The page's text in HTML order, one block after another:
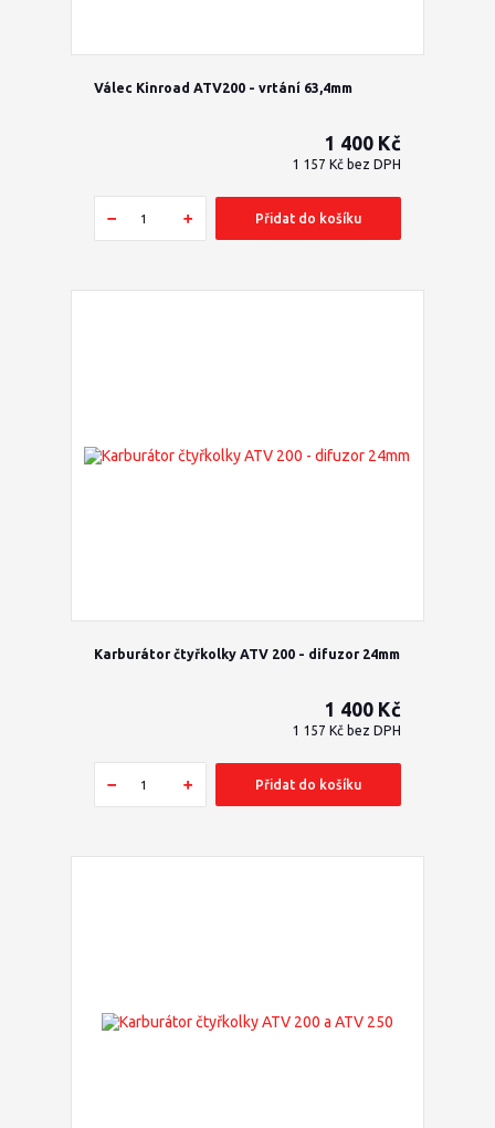
Válec Kinroad ATV200 - vrtání 63,4mm
1 400 Kč
1 157 Kč bez DPH
Přidat do košíku
Karburátor čtyřkolky ATV 200 - difuzor 24mm
1 400 Kč
1 157 Kč bez DPH
Přidat do košíku